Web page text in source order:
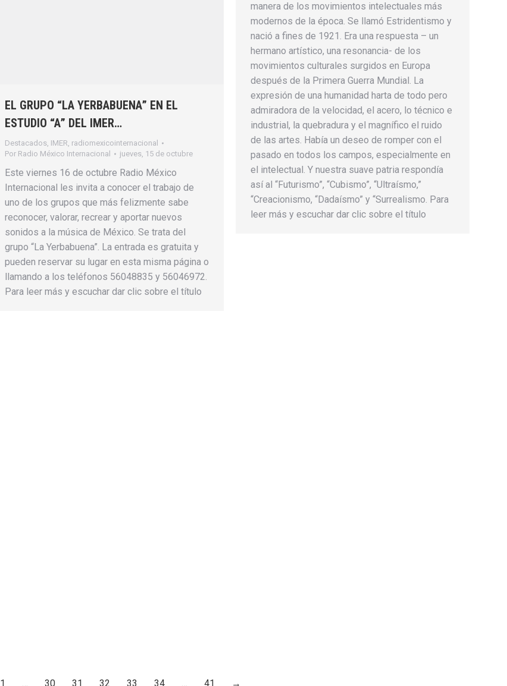
manera de los movimientos intelectuales más
modernos de la época. Se llamó Estridentismo y
nació a fines de 1921. Era una respuesta – un
hermano artístico, una resonancia- de los
movimientos culturales surgidos en Europa
después de la Primera Guerra Mundial. La
expresión de una humanidad harta de todo pero
admiradora de la velocidad, el acero, lo técnico e
industrial, la quebradura y el magnífico el ruido
de las artes. Había un deseo de romper con el
pasado en todos los campos, especialmente en
el intelectual. Y nuestra suave patria respondía
así al “Futurismo”, “Cubismo”, “Ultraísmo,”
“Creacionismo, “Dadaísmo” y “Surrealismo. Para
leer más y escuchar dar clic sobre el título
EL GRUPO “LA YERBABUENA” EN EL
ESTUDIO “A” DEL IMER…
Destacados IMER radiomexicointernacional
Por Radio México Internacional jueves, 15 de octubre
Este viernes 16 de octubre Radio México
Internacional les invita a conocer el trabajo de
uno de los grupos que más felizmente sabe
reconocer, valorar, recrear y aportar nuevos
sonidos a la música de México. Se trata del
grupo “La Yerbabuena”. La entrada es gratuita y
pueden reservar su lugar en esta misma página o
llamando a los teléfonos 56048835 y 56046972.
Para leer más y escuchar dar clic sobre el título
1 … 30 31 32 33 34 … 41 →